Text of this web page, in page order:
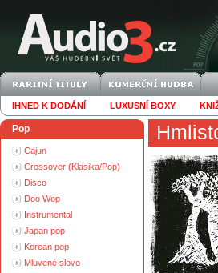
IHNED K DODÁNÍ LUXUSNÍ BOXY
Pop
Cajun
Crossover (Klasika/Pop)
Disco
Doo Wop
Instrumental
Japan pop
Korean pop
Mluvené slovo